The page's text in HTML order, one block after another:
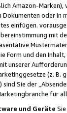
Amazon-
Dokumenten oder in
einfügen.
mit
Form und den
unserer
(z. B.
Sie der
für
und Geräte